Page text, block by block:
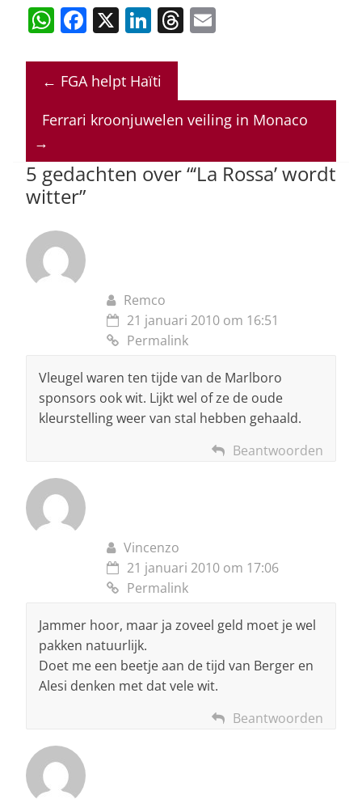
W
at
s
A
p
F
c
e
b
o
X Li
k
e
dI
T
a
d
l
← FGA helpt Haïti
Ferrari kroonjuwelen veiling in Monaco
→
5 gedachten over “‘La Rossa’ wordt
witter”
Remco
21 januari 2010 om 16:51
Permalink
Vleugel waren ten tijde van de Marlboro
sponsors ook wit. Lijkt wel of ze de oude
kleurstelling weer van stal hebben gehaald.
Beantwoorden
Vincenzo
21 januari 2010 om 17:06
Permalink
Jammer hoor, maar ja zoveel geld moet je wel
pakken natuurlijk.
Doet me een beetje aan de tijd van Berger en
Alesi denken met dat vele wit.
Beantwoorden